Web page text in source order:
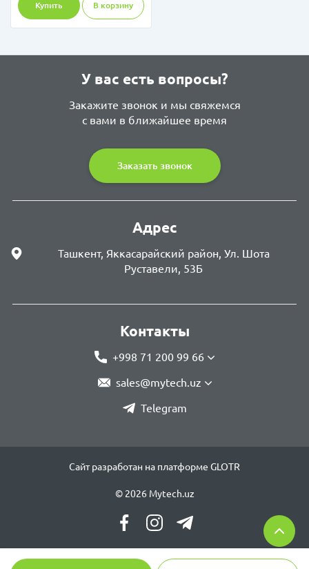
Купить В корзину
У вас есть вопросы?
Закажите звонок и мы свяжемся
с вами в ближайшее время
Заказать звонок
Адрес
Ташкент, Яккасарайский район, Ул. Шота
Руставели, 53Б
Контакты
+998 71 200 99 66
sales@mytech.uz
Telegram
Сайт разработан на платформе GLOTR
© 2026 Mytech.uz